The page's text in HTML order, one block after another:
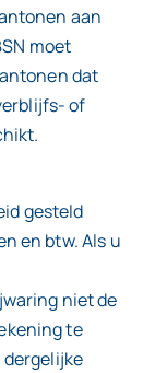
aan
moet
dat
of
gesteld
en btw. Als u
niet de
te